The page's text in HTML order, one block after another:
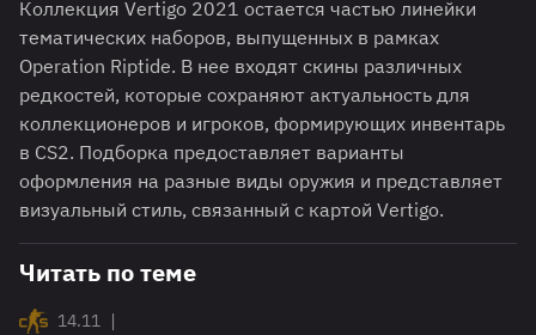
Коллекция Vertigo 2021 остается частью линейки
тематических наборов, выпущенных в рамках
Operation Riptide. В нее входят скины различных
редкостей, которые сохраняют актуальность для
коллекционеров и игроков, формирующих инвентарь
в CS2. Подборка предоставляет варианты
оформления на разные виды оружия и представляет
визуальный стиль, связанный с картой Vertigo.
Читать по теме
14.11 |